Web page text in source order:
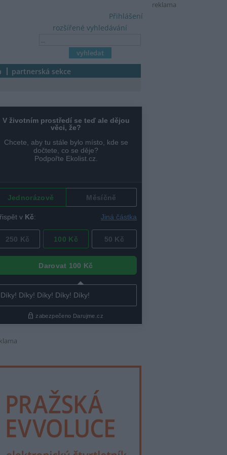
reklama
rozšířené vyhledávání
Přihlášení
partnerská sekce